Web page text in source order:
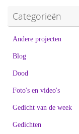
Categorieën
Andere projecten
Blog
Dood
Foto's en video's
Gedicht van de week
Gedichten